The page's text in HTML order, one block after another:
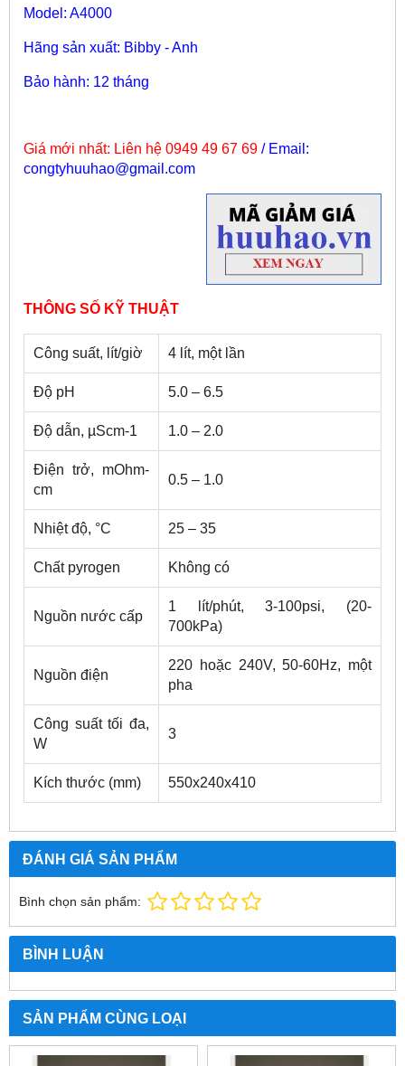
Model: A4000
Hãng sản xuất: Bibby - Anh
Bảo hành: 12 tháng
Giá mới nhất: Liên hệ 0949 49 67 69 / Email:
congtyhuuhao@gmail.com
THÔNG SỐ KỸ THUẬT
Công suất, lít/giờ 4 lít, một lần
Độ pH 5.0 – 6.5
Độ dẫn, µScm-1 1.0 – 2.0
Điện trở, mOhm-
cm
0.5 – 1.0
Nhiệt độ, °C 25 – 35
Chất pyrogen Không có
Nguồn nước cấp
1 lít/phút, 3-100psi, (20-
700kPa)
Nguồn điện
220 hoặc 240V, 50-60Hz, một
pha
Công suất tối đa,
W
3
Kích thước (mm) 550x240x410
ĐÁNH GIÁ SẢN PHẨM
Bình chọn sản phẩm:
BÌNH LUẬN
SẢN PHẨM CÙNG LOẠI